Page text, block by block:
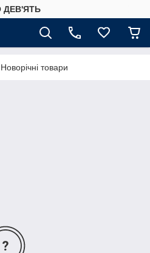
ДЕВ'ЯТЬ
Новорічні товари